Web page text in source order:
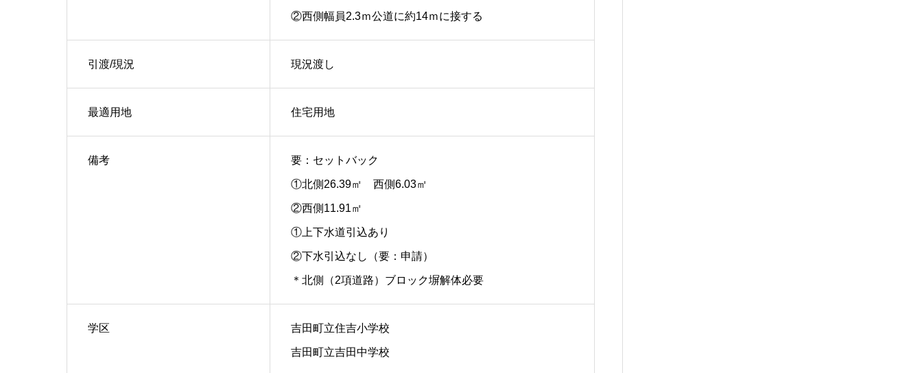
②西側幅員2.3ｍ公道に約14ｍに接する
引渡/現況 現況渡し
最適用地 住宅用地
備考 要：セットバック
①北側26.39㎡ 西側6.03㎡
②西側11.91㎡
①上下水道引込あり
②下水引込なし（要：申請）
＊北側（2項道路）ブロック塀解体必要
学区 吉田町立住吉小学校
吉田町立吉田中学校